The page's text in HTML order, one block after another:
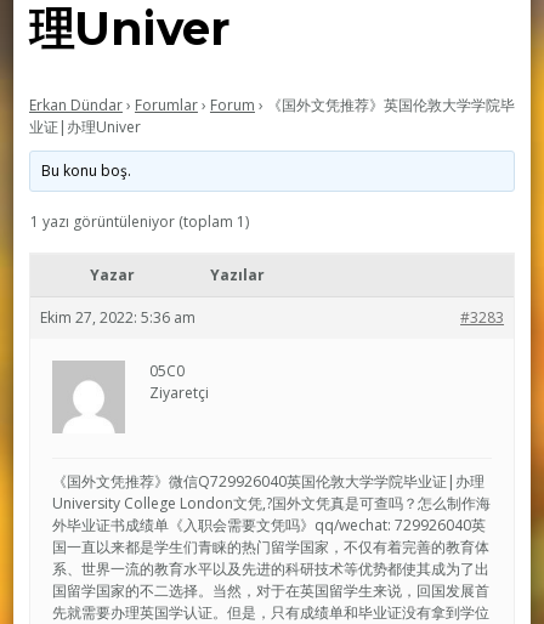
理Univer
Erkan Dündar› Forumlar› Forum ›
《国外文凭推荐》英国伦敦大学学院毕
业证|办理Univer
Bu konu boş.
1 yazı görüntüleniyor (toplam 1)
Yazar Yazılar
Ekim 27, 2022: 5:36 am #3283
05C0
Ziyaretçi
《国外文凭推荐》微信Q729926040英国伦敦大学学院毕业证|办理
University College London文凭,?国外文凭真是可查吗？怎么制作海
外毕业证书成绩单《入职会需要文凭吗》qq/wechat: 729926040英
国一直以来都是学生们青睐的热门留学国家，不仅有着完善的教育体
系、世界一流的教育水平以及先进的科研技术等优势都使其成为了出
国留学国家的不二选择。当然，对于在英国留学生来说，回国发展首
先就需要办理英国学认证。但是，只有成绩单和毕业证没有拿到学位